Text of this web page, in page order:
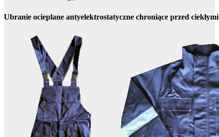
Ubranie ocieplane antyelektrostatyczne chroniące przed